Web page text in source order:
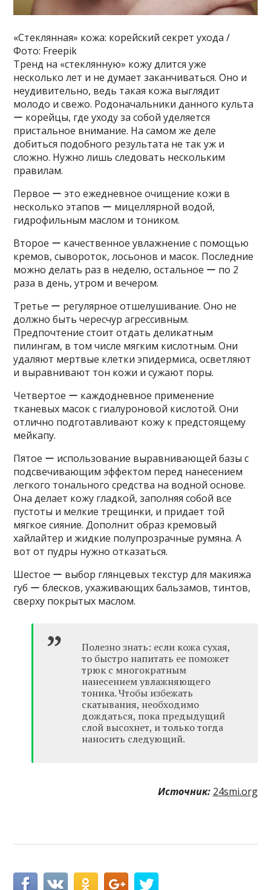
«Стеклянная» кожа: корейский секрет ухода /
Фото: Freepik
Тренд на «стеклянную» кожу длится уже
несколько лет и не думает заканчиваться. Оно и
неудивительно, ведь такая кожа выглядит
молодо и свежо. Родоначальники данного культа
ー корейцы, где уходу за собой уделяется
пристальное внимание. На самом же деле
добиться подобного результата не так уж и
сложно. Нужно лишь следовать нескольким
правилам.
Первое ー это ежедневное очищение кожи в
несколько этапов ー мицеллярной водой,
гидрофильным маслом и тоником.
Второе ー качественное увлажнение с помощью
кремов, сывороток, лосьонов и масок. Последние
можно делать раз в неделю, остальное ー по 2
раза в день, утром и вечером.
Третье ー регулярное отшелушивание. Оно не
должно быть чересчур агрессивным.
Предпочтение стоит отдать деликатным
пилингам, в том числе мягким кислотным. Они
удаляют мертвые клетки эпидермиса, осветляют
и выравнивают тон кожи и сужают поры.
Четвертое ー каждодневное применение
тканевых масок с гиалуроновой кислотой. Они
отлично подготавливают кожу к предстоящему
мейкапу.
Пятое ー использование выравнивающей базы с
подсвечивающим эффектом перед нанесением
легкого тонального средства на водной основе.
Она делает кожу гладкой, заполняя собой все
пустоты и мелкие трещинки, и придает той
мягкое сияние. Дополнит образ кремовый
хайлайтер и жидкие полупрозрачные румяна. А
вот от пудры нужно отказаться.
Шестое ー выбор глянцевых текстур для макияжа
губ ー блесков, ухаживающих бальзамов, тинтов,
сверху покрытых маслом.
Полезно знать: если кожа сухая,
то быстро напитать ее поможет
трюк с многократным
нанесением увлажняющего
тоника. Чтобы избежать
скатывания, необходимо
дождаться, пока предыдущий
слой высохнет, и только тогда
наносить следующий.
Источник: 24smi.org